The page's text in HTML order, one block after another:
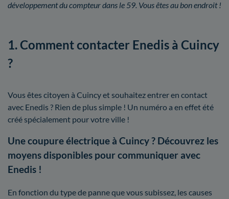
développement du compteur dans le 59. Vous êtes au bon endroit !
1. Comment contacter Enedis à Cuincy
?
Vous êtes citoyen à Cuincy et souhaitez entrer en contact
avec Enedis ? Rien de plus simple ! Un numéro a en effet été
créé spécialement pour votre ville !
Une coupure électrique à Cuincy ? Découvrez les
moyens disponibles pour communiquer avec
Enedis !
En fonction du type de panne que vous subissez, les causes